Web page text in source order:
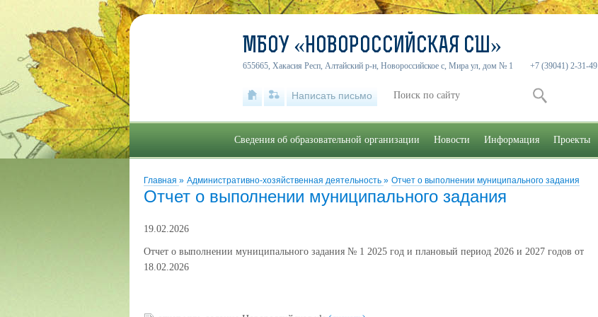
Главная » Административно-хозяйственная деятельность » Отчет о выполнении муниципального задания
Отчет о выполнении муниципального задания
19.02.2026
Отчет о выполнении муниципального задания № 1 2025 год и плановый период 2026 и 2027 годов от
18.02.2026
МБОУ «НОВОРОССИЙСКАЯ СШ»
655665, Хакасия Респ, Алтайский р-н, Новороссийское с, Мира ул, дом № 1 +7 (39041) 2-31-49
Написать письмо
Сведения об образовательной организации Новости Информация Проекты